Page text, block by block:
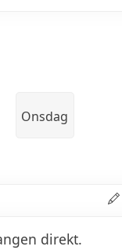
Onsdag
direkt.